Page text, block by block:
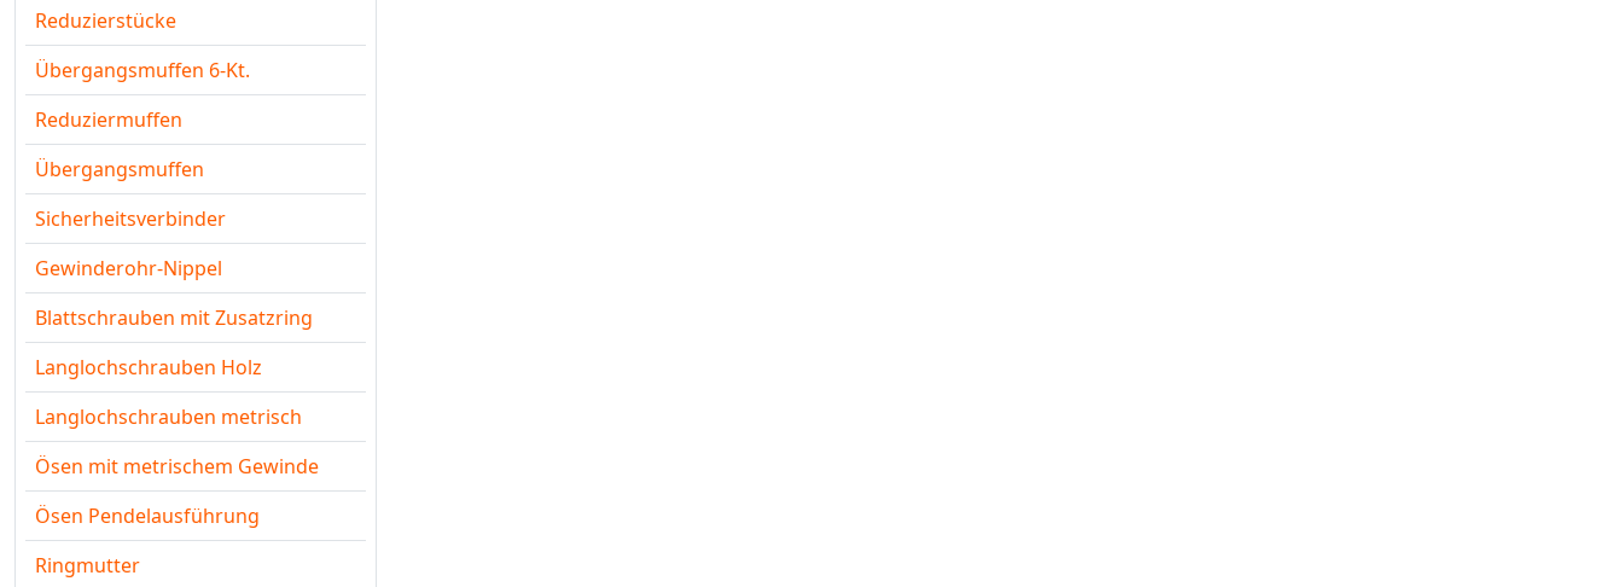
Reduzierstücke
Übergangsmuffen 6-Kt.
Reduziermuffen
Übergangsmuffen
Sicherheitsverbinder
Gewinderohr-Nippel
Blattschrauben mit Zusatzring
Langlochschrauben Holz
Langlochschrauben metrisch
Ösen mit metrischem Gewinde
Ösen Pendelausführung
Ringmutter